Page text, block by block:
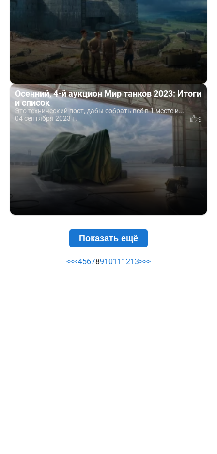
Осенний, 4-й аукцион Мир танков 2023: Итоги
и список
Это технический пост, дабы собрать всё в 1 месте и...
04 сентября 2023 г.
9
Показать ещё
<<<4567891011 1213>>>